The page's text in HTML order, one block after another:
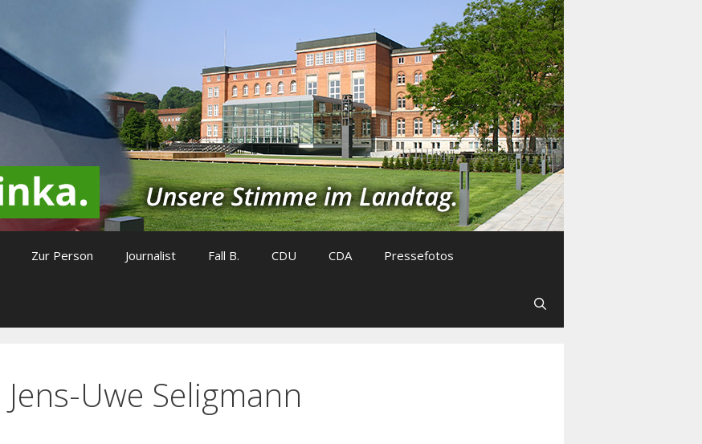
Zur Person Journalist Fall B. CDU CDA Pressefotos
Jens-Uwe Seligmann